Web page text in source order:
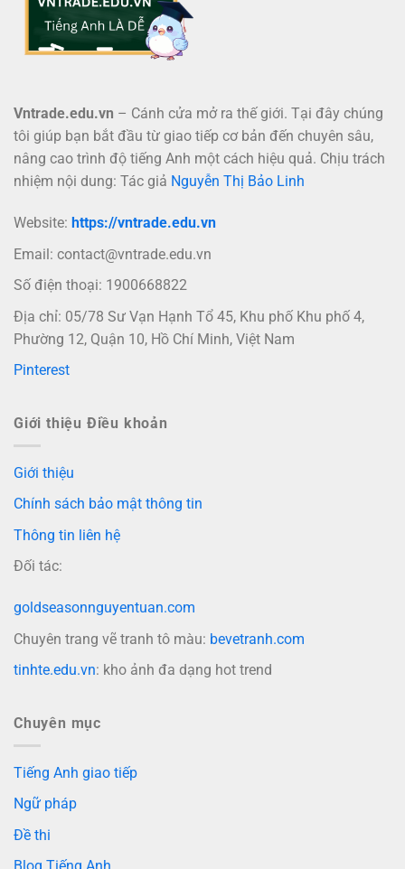
Vntrade.edu.vn – Cánh cửa mở ra thế giới. Tại đây chúng
tôi giúp bạn bắt đầu từ giao tiếp cơ bản đến chuyên sâu,
nâng cao trình độ tiếng Anh một cách hiệu quả. Chịu trách
nhiệm nội dung: Tác giả Nguyễn Thị Bảo Linh
Website: https://vntrade.edu.vn
Email: contact@vntrade.edu.vn
Số điện thoại: 1900668822
Địa chỉ: 05/78 Sư Vạn Hạnh Tổ 45, Khu phố Khu phố 4,
Phường 12, Quận 10, Hồ Chí Minh, Việt Nam
Pinterest
Giới thiệu Điều khoản
Giới thiệu
Chính sách bảo mật thông tin
Thông tin liên hệ
Đối tác:
goldseasonnguyentuan.com
Chuyên trang vẽ tranh tô màu: bevetranh.com
tinhte.edu.vn: kho ảnh đa dạng hot trend
Chuyên mục
Tiếng Anh giao tiếp
Ngữ pháp
Đề thi